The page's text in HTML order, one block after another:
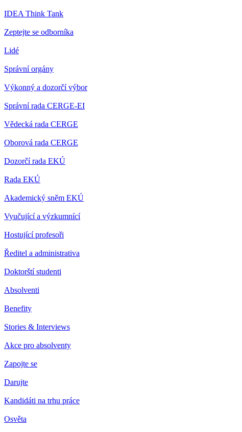
IDEA Think Tank
Zeptejte se odborníka
Lidé
Správní orgány
Výkonný a dozorčí výbor
Správní rada CERGE-EI
Vědecká rada CERGE
Oborová rada CERGE
Dozorčí rada EKÚ
Rada EKÚ
Akademický sněm EKÚ
Vyučující a výzkumnící
Hostující profesoři
Ředitel a administrativa
Doktorští studenti
Absolventi
Benefity
Stories & Interviews
Akce pro absolventy
Zapojte se
Darujte
Kandidáti na trhu práce
Osvěta